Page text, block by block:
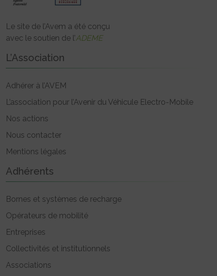
Le site de l’Avem a été conçu
avec le soutien de l’ADEME
L’Association
Adhérer à l’AVEM
L’association pour l’Avenir du Véhicule Electro-Mobile
Nos actions
Nous contacter
Mentions légales
Adhérents
Bornes et systèmes de recharge
Opérateurs de mobilité
Entreprises
Collectivités et institutionnels
Associations